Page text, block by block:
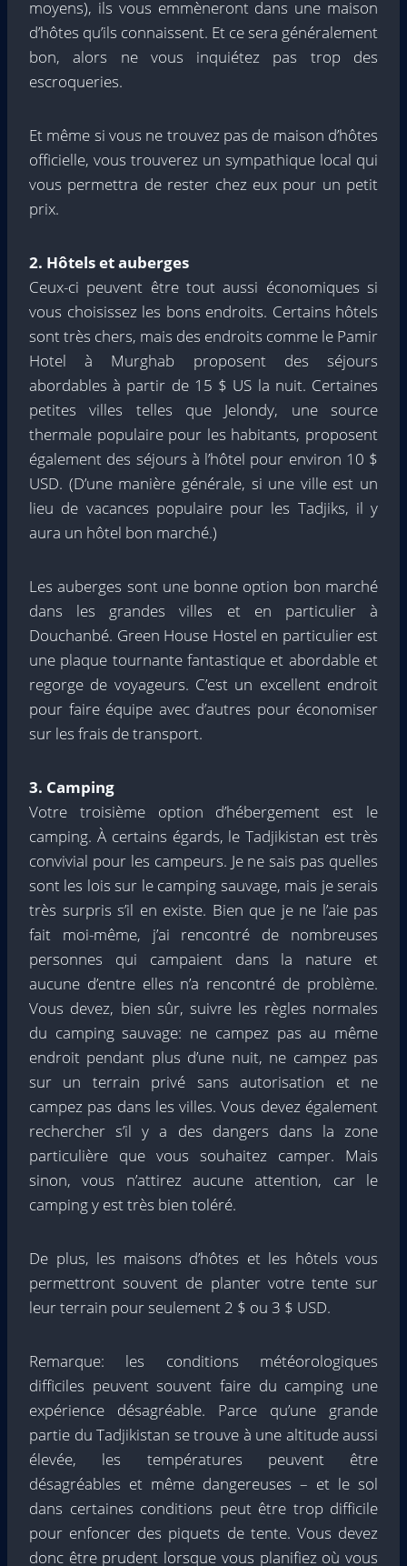
moyens), ils vous emmèneront dans une maison
d’hôtes qu’ils connaissent. Et ce sera généralement
bon, alors ne vous inquiétez pas trop des
escroqueries.
Et même si vous ne trouvez pas de maison d’hôtes
officielle, vous trouverez un sympathique local qui
vous permettra de rester chez eux pour un petit
prix.
2. Hôtels et auberges
Ceux-ci peuvent être tout aussi économiques si
vous choisissez les bons endroits. Certains hôtels
sont très chers, mais des endroits comme le Pamir
Hotel à Murghab proposent des séjours
abordables à partir de 15 $ US la nuit. Certaines
petites villes telles que Jelondy, une source
thermale populaire pour les habitants, proposent
également des séjours à l’hôtel pour environ 10 $
USD. (D’une manière générale, si une ville est un
lieu de vacances populaire pour les Tadjiks, il y
aura un hôtel bon marché.)
Les auberges sont une bonne option bon marché
dans les grandes villes et en particulier à
Douchanbé. Green House Hostel en particulier est
une plaque tournante fantastique et abordable et
regorge de voyageurs. C’est un excellent endroit
pour faire équipe avec d’autres pour économiser
sur les frais de transport.
3. Camping
Votre troisième option d’hébergement est le
camping. À certains égards, le Tadjikistan est très
convivial pour les campeurs. Je ne sais pas quelles
sont les lois sur le camping sauvage, mais je serais
très surpris s’il en existe. Bien que je ne l’aie pas
fait moi-même, j’ai rencontré de nombreuses
personnes qui campaient dans la nature et
aucune d’entre elles n’a rencontré de problème.
Vous devez, bien sûr, suivre les règles normales
du camping sauvage: ne campez pas au même
endroit pendant plus d’une nuit, ne campez pas
sur un terrain privé sans autorisation et ne
campez pas dans les villes. Vous devez également
rechercher s’il y a des dangers dans la zone
particulière que vous souhaitez camper. Mais
sinon, vous n’attirez aucune attention, car le
camping y est très bien toléré.
De plus, les maisons d’hôtes et les hôtels vous
permettront souvent de planter votre tente sur
leur terrain pour seulement 2 $ ou 3 $ USD.
Remarque: les conditions météorologiques
difficiles peuvent souvent faire du camping une
expérience désagréable. Parce qu’une grande
partie du Tadjikistan se trouve à une altitude aussi
élevée, les températures peuvent être
désagréables et même dangereuses – et le sol
dans certaines conditions peut être trop difficile
pour enfoncer des piquets de tente. Vous devez
donc être prudent lorsque vous planifiez où vous